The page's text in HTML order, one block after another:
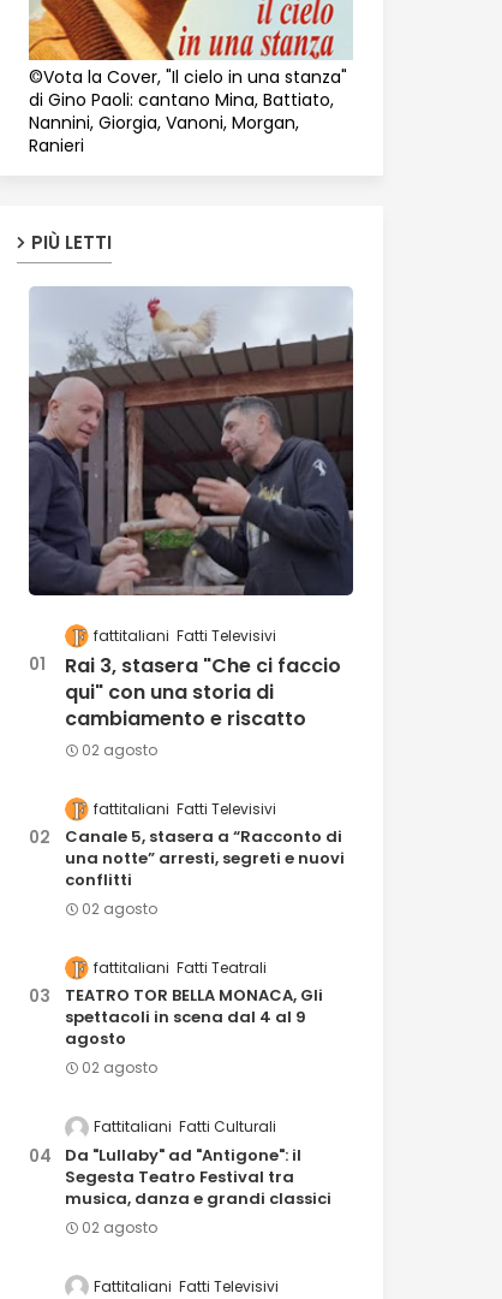
©Vota la Cover, "Il cielo in una stanza"
di Gino Paoli: cantano Mina, Battiato,
Nannini, Giorgia, Vanoni, Morgan,
Ranieri
PIÙ LETTI
fattitaliani Fatti Televisivi
Rai 3, stasera "Che ci faccio
qui" con una storia di
cambiamento e riscatto
02 agosto
fattitaliani Fatti Televisivi
Canale 5, stasera a “Racconto di
una notte” arresti, segreti e nuovi
conflitti
02 agosto
fattitaliani Fatti Teatrali
TEATRO TOR BELLA MONACA, Gli
spettacoli in scena dal 4 al 9
agosto
02 agosto
Fattitaliani Fatti Culturali
Da "Lullaby" ad "Antigone": il
Segesta Teatro Festival tra
musica, danza e grandi classici
02 agosto
Fattitaliani Fatti Televisivi